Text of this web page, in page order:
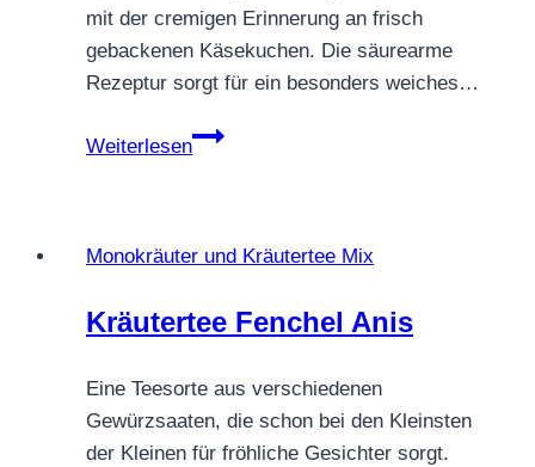
mit der cremigen Erinnerung an frisch
gebackenen Käsekuchen. Die säurearme
Rezeptur sorgt für ein besonders weiches…
Weiterlesen
Früchtetee
cremig,
&
weich
Monokräuter und Kräutertee Mix
Kräutertee Fenchel Anis
Eine Teesorte aus verschiedenen
Gewürzsaaten, die schon bei den Kleinsten
der Kleinen für fröhliche Gesichter sorgt.